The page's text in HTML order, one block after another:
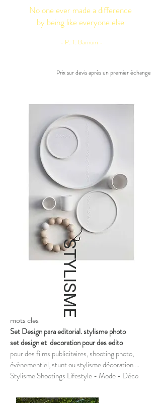
No one ever made a difference
by being like everyone else
- P. T. Barnum -
Prix sur devis après un premier échange
STYLISME
mots cles
Set Design para editorial. stylisme photo
set design et decoration pour des edito
pour des films publicitaires, shooting photo,
évènementiel, stunt ou stylisme décoration …
Stylisme Shootings Lifestyle - Mode - Déco